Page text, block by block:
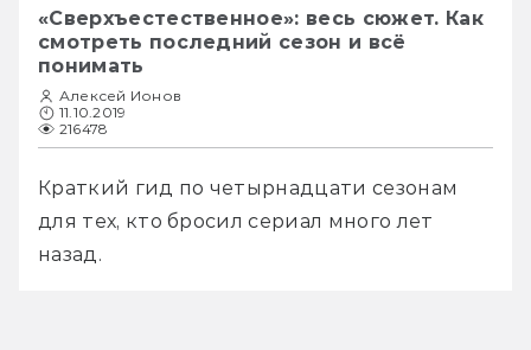
«Сверхъестественное»: весь сюжет. Как
смотреть последний сезон и всё
понимать
Алексей Ионов
11.10.2019
216478
Краткий гид по четырнадцати сезонам
для тех, кто бросил сериал много лет
назад.